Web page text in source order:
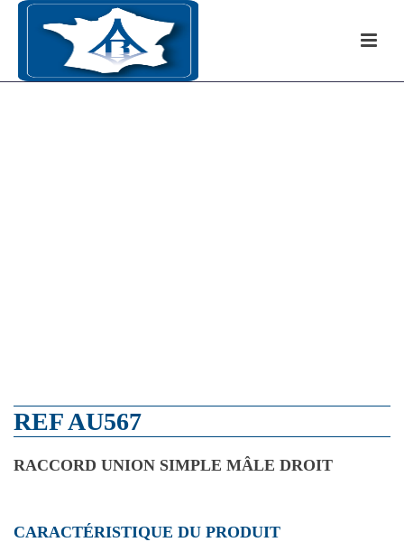
REF AU567
RACCORD UNION SIMPLE MÂLE DROIT
CARACTÉRISTIQUE DU PRODUIT